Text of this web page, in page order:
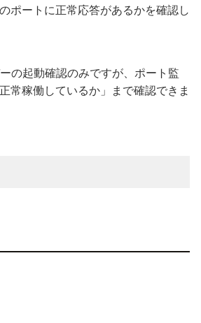
ポートに正常応答があるかを確認し
の起動確認のみですが、ポート監
常稼働しているか」まで確認できま